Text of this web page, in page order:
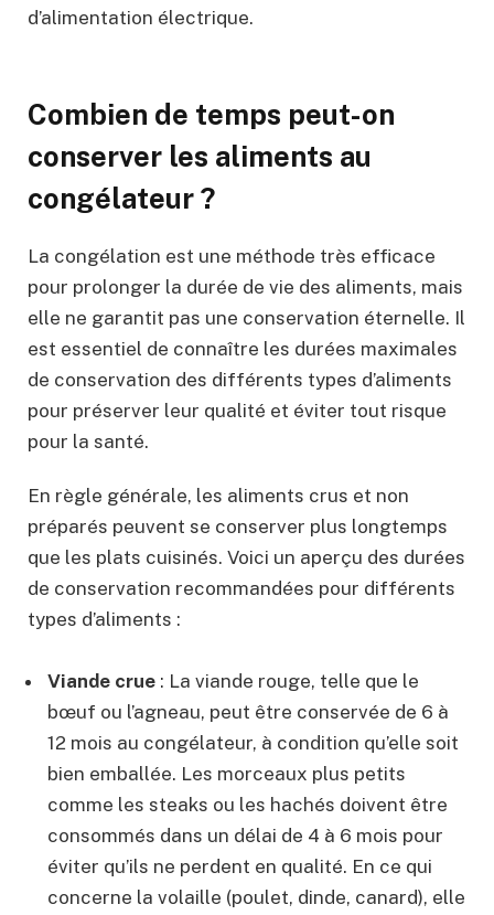
d’alimentation électrique.
Combien de temps peut-on
conserver les aliments au
congélateur ?
La congélation est une méthode très efficace
pour prolonger la durée de vie des aliments, mais
elle ne garantit pas une conservation éternelle. Il
est essentiel de connaître les durées maximales
de conservation des différents types d’aliments
pour préserver leur qualité et éviter tout risque
pour la santé.
En règle générale, les aliments crus et non
préparés peuvent se conserver plus longtemps
que les plats cuisinés. Voici un aperçu des durées
de conservation recommandées pour différents
types d’aliments :
Viande crue : La viande rouge, telle que le
bœuf ou l’agneau, peut être conservée de 6 à
12 mois au congélateur, à condition qu’elle soit
bien emballée. Les morceaux plus petits
comme les steaks ou les hachés doivent être
consommés dans un délai de 4 à 6 mois pour
éviter qu’ils ne perdent en qualité. En ce qui
concerne la volaille (poulet, dinde, canard), elle